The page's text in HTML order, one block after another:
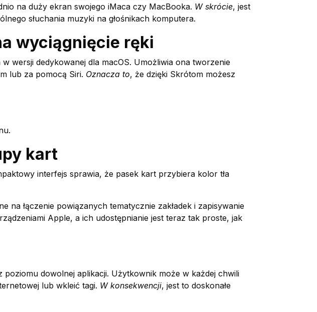
na duży ekran swojego iMaca czy MacBooka. W skrócie, jest
słuchania muzyki na głośnikach komputera.
wyciągnięcie ręki
wersji dedykowanej dla macOS. Umożliwia ona tworzenie
lub za pomocą Siri. Oznacza to, że dzięki Skrótom możesz
kart
interfejs sprawia, że pasek kart przybiera kolor tła
na łączenie powiązanych tematycznie zakładek i zapisywanie
Apple, a ich udostępnianie jest teraz tak proste, jak
poziomu dowolnej aplikacji. Użytkownik może w każdej chwili
lub wkleić tagi. W konsekwencji, jest to doskonałe